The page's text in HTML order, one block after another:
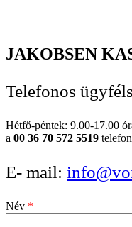
JAKOBSEN
Telefonos
Hétfő-péntek: 9.00-17.00
a 00 36 70 572 5519
E- mail:
Név *